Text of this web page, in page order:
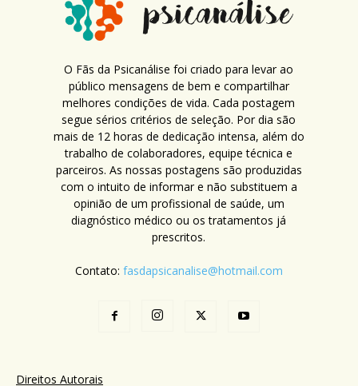
O Fãs da Psicanálise foi criado para levar ao
público mensagens de bem e compartilhar
melhores condições de vida. Cada postagem
segue sérios critérios de seleção. Por dia são
mais de 12 horas de dedicação intensa, além do
trabalho de colaboradores, equipe técnica e
parceiros. As nossas postagens são produzidas
com o intuito de informar e não substituem a
opinião de um profissional de saúde, um
diagnóstico médico ou os tratamentos já
prescritos.
Contato: fasdapsicanalise@hotmail.com
Direitos Autorais